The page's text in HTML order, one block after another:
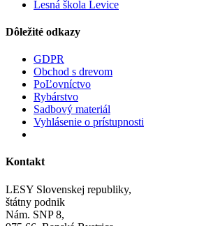
Lesná škola Levice
Dôležité odkazy
GDPR
Obchod s drevom
PoĽovníctvo
Rybárstvo
Sadbový materiál
Vyhlásenie o prístupnosti
Kontakt
LESY Slovenskej republiky,
štátny podnik
Nám. SNP 8,